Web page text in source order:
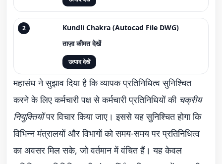
2
Kundli Chakra (Autocad File DWG)
ताज़ा कीमत देखें
उत्पाद देखें
महासंघ ने सुझाव दिया है कि व्यापक प्रतिनिधित्व सुनिश्चित
करने के लिए कर्मचारी पक्ष से कर्मचारी प्रतिनिधियों की चक्रीय
नियुक्तियोंपर विचार किया जाए। इससे यह सुनिश्चित होगा कि
विभिन्न मंत्रालयों और विभागों को समय-समय पर प्रतिनिधित्व
का अवसर मिल सके, जो वर्तमान में वंचित हैं। यह केवल